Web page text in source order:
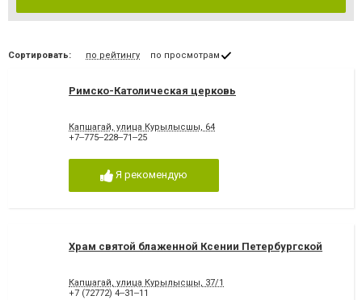
Сортировать: по рейтингу по просмотрам
Римско-Католическая церковь
Капшагай, улица Курылысшы, 64
+7‒775‒228‒71‒25
Я рекомендую
Храм святой блаженной Ксении Петербургской
Капшагай, улица Курылысшы, 37/1
+7 (72772) 4‒31‒11